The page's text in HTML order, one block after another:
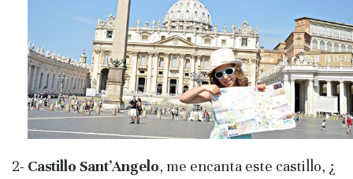
2- Castillo Sant’Angelo, me encanta este castillo, ¿